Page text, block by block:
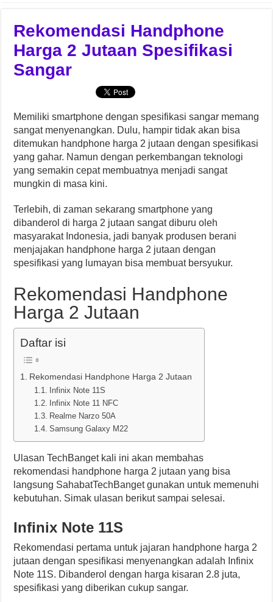
Rekomendasi Handphone
Harga 2 Jutaan Spesifikasi
Sangar
Memiliki smartphone dengan spesifikasi sangar memang
sangat menyenangkan. Dulu, hampir tidak akan bisa
ditemukan handphone harga 2 jutaan dengan spesifikasi
yang gahar. Namun dengan perkembangan teknologi
yang semakin cepat membuatnya menjadi sangat
mungkin di masa kini.
Terlebih, di zaman sekarang smartphone yang
dibanderol di harga 2 jutaan sangat diburu oleh
masyarakat Indonesia, jadi banyak produsen berani
menjajakan handphone harga 2 jutaan dengan
spesifikasi yang lumayan bisa membuat bersyukur.
Rekomendasi Handphone
Harga 2 Jutaan
Daftar isi
Rekomendasi Handphone Harga 2 Jutaan
Infinix Note 11S
Infinix Note 11 NFC
Realme Narzo 50A
Samsung Galaxy M22
Ulasan TechBanget kali ini akan membahas
rekomendasi handphone harga 2 jutaan yang bisa
langsung SahabatTechBanget gunakan untuk memenuhi
kebutuhan. Simak ulasan berikut sampai selesai.
Infinix Note 11S
Rekomendasi pertama untuk jajaran handphone harga 2
jutaan dengan spesifikasi menyenangkan adalah Infinix
Note 11S. Dibanderol dengan harga kisaran 2.8 juta,
spesifikasi yang diberikan cukup sangar.